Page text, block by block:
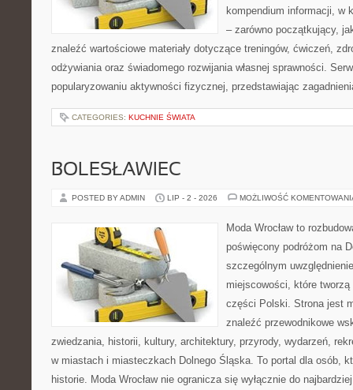
kompendium informacji, w
– zarówno początkujący,
znaleźć wartościowe materiały dotyczące treningów, ćwiczeń,
odżywiania oraz świadomego rozwijania własnej sprawności.
popularyzowaniu aktywności fizycznej, przedstawiając
CATEGORIES: KUCHNIE ŚWIATA
BOLESŁAWIEC
POSTED BY ADMIN LIP - 2 - 2026 MOŻLIWOŚĆ
Moda Wrocław to
poświęcony podróżom na
szczególnym
miejscowości, które
części Polski. Strona jest
znaleźć przewodnikowe
zwiedzania, historii, kultury, architektury, przyrody, wydarzeń,
w miastach i miasteczkach Dolnego Śląska. To portal dla osób,
historie. Moda Wrocław nie ogranicza się wyłącznie do